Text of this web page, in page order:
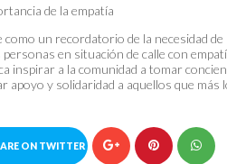
de la empatía
un recordatorio de la necesidad de
en situación de calle con
inspirar a la comunidad a tomar
apoyo y solidaridad a aquellos que más
ON TWITTER